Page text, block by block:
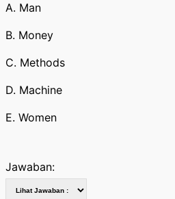
A. Man
B. Money
C. Methods
D. Machine
E. Women
Jawaban: